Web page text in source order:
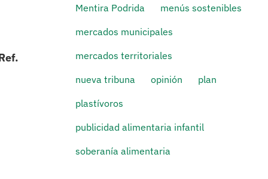
Mentira Podrida
menús sostenibles
mercados municipales
mercados territoriales
nueva tribuna
opinión
plan
plastívoros
publicidad alimentaria infantil
soberanía alimentaria